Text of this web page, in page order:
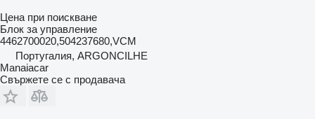
Цена при поискване
Блок за управление
4462700020,504237680,VCM
Португалия, ARGONCILHE
Manaiacar
Свържете се с продавача